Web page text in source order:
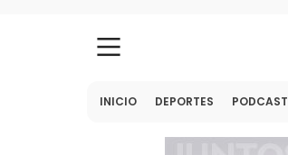
INICIO DEPORTES PODCAST